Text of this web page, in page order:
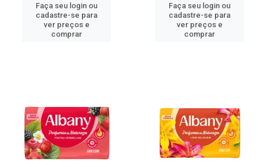
Faça seu login ou
cadastre-se para
ver preços e
comprar
Faça seu login ou
cadastre-se para
ver preços e
comprar